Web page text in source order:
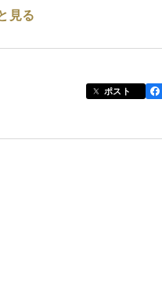
食べて美味しいトマトに
見る
ポスト